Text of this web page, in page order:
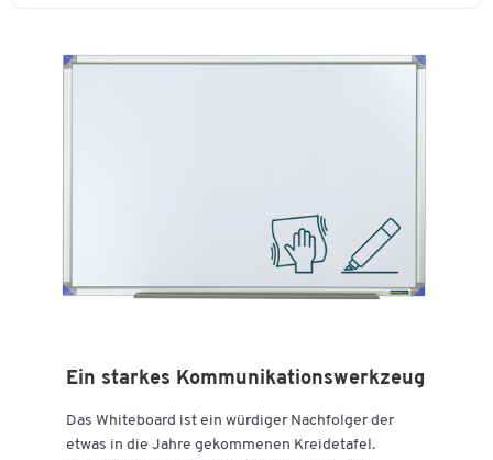
Ein starkes Kommunikationswerkzeug
Das Whiteboard ist ein würdiger Nachfolger der
etwas in die Jahre gekommenen Kreidetafel.